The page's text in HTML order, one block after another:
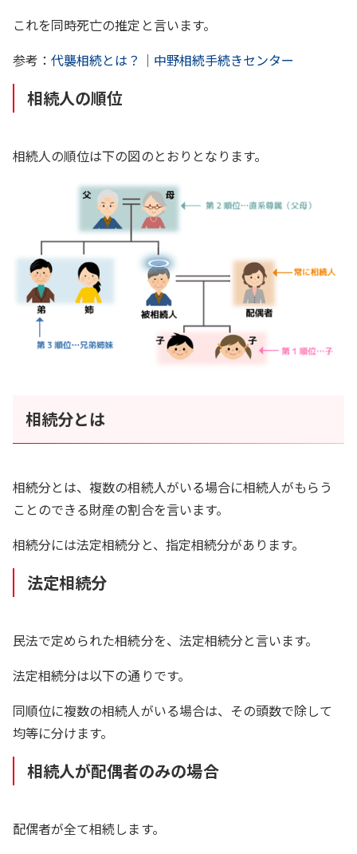
これを同時死亡の推定と言います。
参考：代襲相続とは？ ｜ 中野相続手続きセンター
相続人の順位
相続人の順位は下の図のとおりとなります。
相続分とは
相続分とは、複数の相続人がいる場合に相続人がもらう
ことのできる財産の割合を言います。
相続分には法定相続分と、指定相続分があります。
法定相続分
民法で定められた相続分を、法定相続分と言います。
法定相続分は以下の通りです。
同順位に複数の相続人がいる場合は、その頭数で除して
均等に分けます。
相続人が配偶者のみの場合
配偶者が全て相続します。